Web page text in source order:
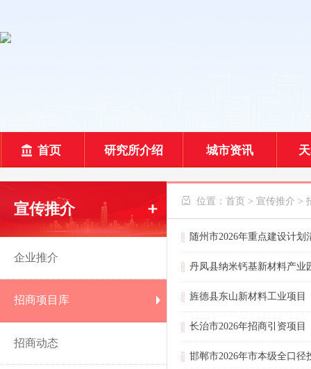
首页 研究所介绍 城市资讯
宣传推介
企业推介
招商项目库
招商动态
 位置： 首页 > 宣传推介 >
随州市2026年重点建设计划
丹凤县纳米钙基新材料产业
旌德县东山新材料工业项目
长治市2026年招商引资项目
邯郸市2026年市本级全口径